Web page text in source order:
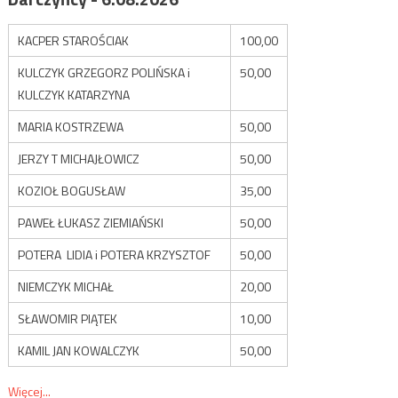
KACPER STAROŚCIAK
100,00
KULCZYK GRZEGORZ POLIŃSKA i
KULCZYK KATARZYNA
50,00
MARIA KOSTRZEWA
50,00
JERZY T MICHAJŁOWICZ
50,00
KOZIOŁ BOGUSŁAW
35,00
PAWEŁ ŁUKASZ ZIEMIAŃSKI
50,00
POTERA LIDIA i POTERA KRZYSZTOF
50,00
NIEMCZYK MICHAŁ
20,00
SŁAWOMIR PIĄTEK
10,00
KAMIL JAN KOWALCZYK
50,00
Więcej...